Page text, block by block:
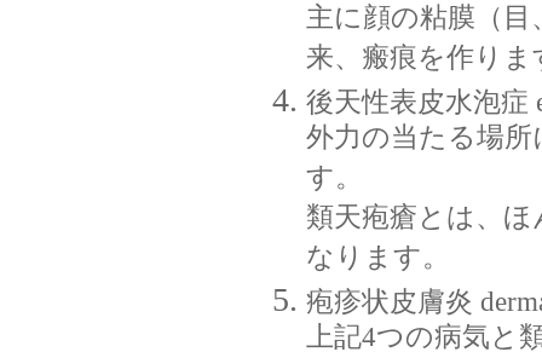
主に顔の粘膜（
来、瘢痕を作りま
後天性表皮水泡症
外力の当たる場
す。
類天疱瘡とは、
なります。
疱疹状皮膚炎
上記4つの病気と